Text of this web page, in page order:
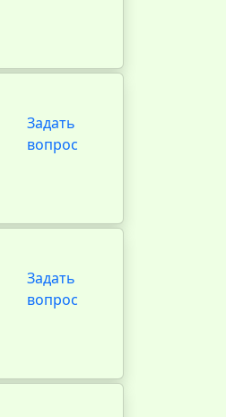
Задать
вопрос
Задать
вопрос